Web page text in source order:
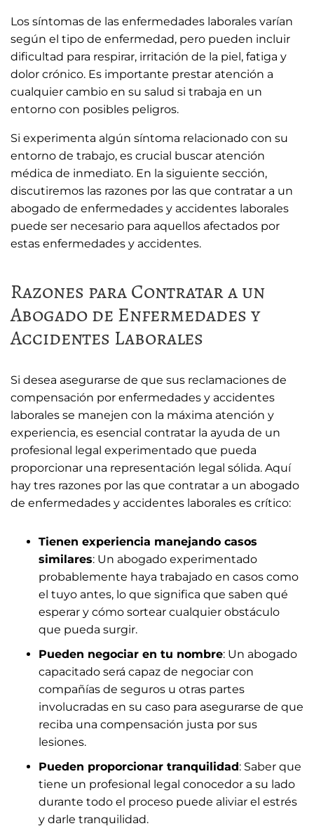
Los síntomas de las enfermedades laborales varían
según el tipo de enfermedad, pero pueden incluir
dificultad para respirar, irritación de la piel, fatiga y
dolor crónico. Es importante prestar atención a
cualquier cambio en su salud si trabaja en un
entorno con posibles peligros.
Si experimenta algún síntoma relacionado con su
entorno de trabajo, es crucial buscar atención
médica de inmediato. En la siguiente sección,
discutiremos las razones por las que contratar a un
abogado de enfermedades y accidentes laborales
puede ser necesario para aquellos afectados por
estas enfermedades y accidentes.
Razones para Contratar a un
Abogado de Enfermedades y
Accidentes Laborales
Si desea asegurarse de que sus reclamaciones de
compensación por enfermedades y accidentes
laborales se manejen con la máxima atención y
experiencia, es esencial contratar la ayuda de un
profesional legal experimentado que pueda
proporcionar una representación legal sólida. Aquí
hay tres razones por las que contratar a un abogado
de enfermedades y accidentes laborales es crítico:
Tienen experiencia manejando casos
similares: Un abogado experimentado
probablemente haya trabajado en casos como
el tuyo antes, lo que significa que saben qué
esperar y cómo sortear cualquier obstáculo
que pueda surgir.
Pueden negociar en tu nombre: Un abogado
capacitado será capaz de negociar con
compañías de seguros u otras partes
involucradas en su caso para asegurarse de que
reciba una compensación justa por sus
lesiones.
Pueden proporcionar tranquilidad: Saber que
tiene un profesional legal conocedor a su lado
durante todo el proceso puede aliviar el estrés
y darle tranquilidad.